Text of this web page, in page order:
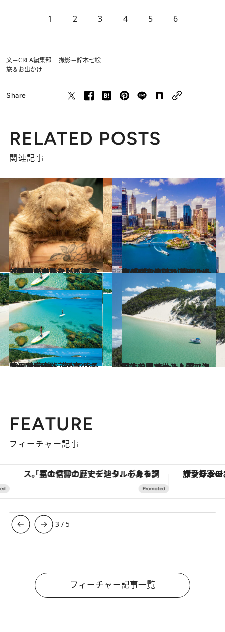
1 2 3 4 5 6
文＝CREA編集部 撮影＝鈴木七絵
旅＆お出かけ
Share
RELATED POSTS
関連記事
2023.11.26
【初めから読む】パースでしか出合えない！ 旅する気分が盛り上がる絶景と動物のアクティビティ【2選】
旅＆お出かけ 2023.7.9
西オーストラリア州の州都 自然と都市が調和した街「パース」で 夢のような休日を体験しよう
旅＆お出かけ
2021.4.11
オーストラリア至高のホテル 大自然を満喫できる贅沢な宿9選
旅＆お出かけ 2019.11.16
野生のイルカと人間で漁をする!? オーストラリア国立公園 モートン島
旅＆お出かけ
FEATURE
フィーチャー記事
「星のや富士」でデジタルデトックス。冨士信仰の歴史を辿り、心身を調える。 ヴァシュロン・コンスタンタン「オーヴァーシーズ・オートマティック」。旅愛好家のお気に入りコレクションから、ジェンダーレスな新作
4 / 5
フィーチャー記事一覧